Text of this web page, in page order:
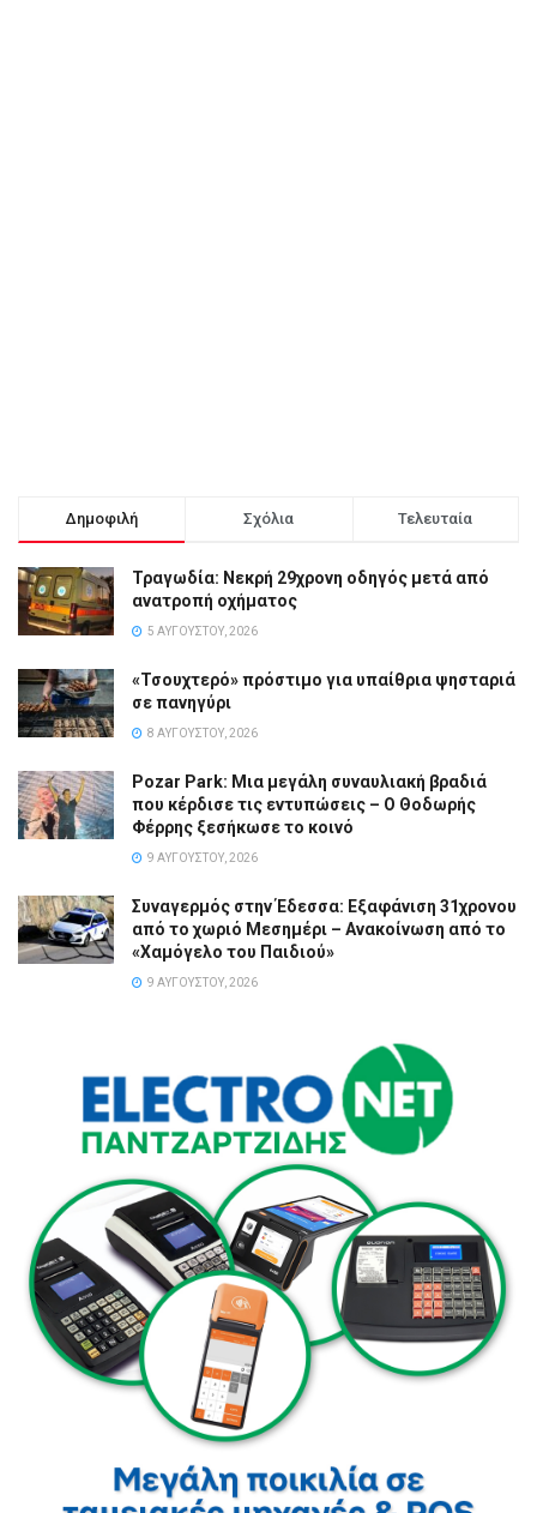
Δημοφιλή Σχόλια Τελευταία
Τραγωδία: Νεκρή 29χρονη οδηγός μετά από
ανατροπή οχήματος
5 ΑΥΓΟΎΣΤΟΥ, 2026
«Τσουχτερό» πρόστιμο για υπαίθρια ψησταριά
σε πανηγύρι
8 ΑΥΓΟΎΣΤΟΥ, 2026
Pozar Park: Μια μεγάλη συναυλιακή βραδιά
που κέρδισε τις εντυπώσεις – Ο Θοδωρής
Φέρρης ξεσήκωσε το κοινό
9 ΑΥΓΟΎΣΤΟΥ, 2026
Συναγερμός στην Έδεσσα: Εξαφάνιση 31χρονου
από το χωριό Μεσημέρι – Ανακοίνωση από το
«Χαμόγελο του Παιδιού»
9 ΑΥΓΟΎΣΤΟΥ, 2026